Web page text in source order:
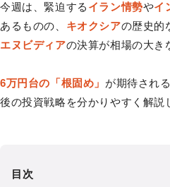
今週は、緊迫する イラン情勢やイ
あるものの、 キオクシアの歴史的
エヌビディアの決算が相場の大き
6万円台の「根固め」 が期待され
後の投資戦略を分かりやすく解説
目次